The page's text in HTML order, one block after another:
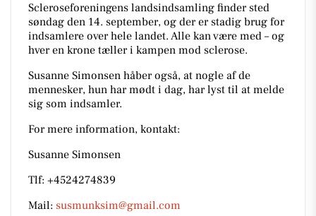
Scleroseforeningens landsindsamling finder sted
søndag den 14. september, og der er stadig brug for
indsamlere over hele landet. Alle kan være med – og
hver en krone tæller i kampen mod sclerose.
Susanne Simonsen håber også, at nogle af de
mennesker, hun har mødt i dag, har lyst til at melde
sig som indsamler.
For mere information, kontakt:
Susanne Simonsen
Tlf: +4524274839
Mail: susmunksim@gmail.com